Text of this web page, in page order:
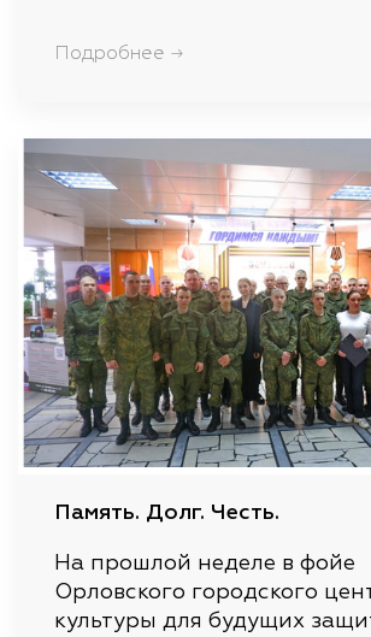
Подробнее →
Память. Долг. Честь.
На прошлой неделе в фойе
Орловского городского
культуры для будущих